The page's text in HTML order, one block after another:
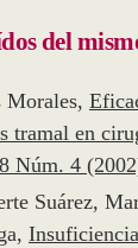
del
Morales,
tramal en
Núm. 4
Suárez,